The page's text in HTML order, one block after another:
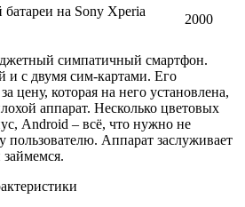
на Sony Xperia
2000
симпатичный смартфон.
и с двумя сим-картами. Его
цену, которая на него установлена,
аппарат. Несколько цветовых
Android – всё, что нужно не
пользователю. Аппарат заслуживает